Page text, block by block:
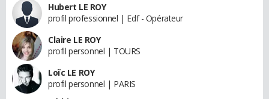
Hubert LE ROY
profil professionnel | Edf - Opérateur
Claire LE ROY
profil personnel | TOURS
Loïc LE ROY
profil personnel | PARIS